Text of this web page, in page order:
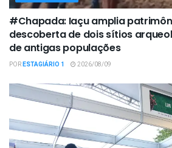
#Chapada: Iaçu amplia
descoberta de dois sítios
de antigas populações
PORESTAGIÁRIO 1 2026/08/09